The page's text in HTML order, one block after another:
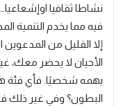
نشاطا ثقافيا
فيه مما يخدم التنمية
إلا القليل من
الأحيان لا يحضر معك،
يهمه شخصيًا. فأي فئة
البطون؟ وفي غير ذلك